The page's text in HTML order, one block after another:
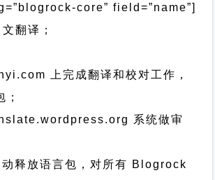
core” field=”name”]
翻译；
上完成翻译和校对工作，
；
系统做审
释放语言包，对所有 Blogrock